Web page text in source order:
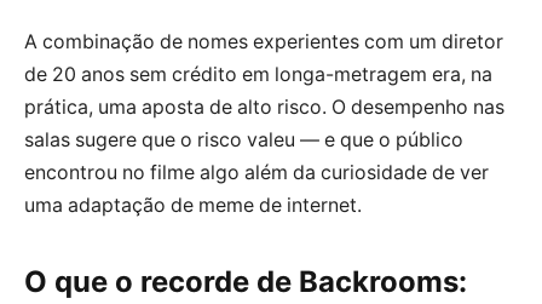
A combinação de nomes experientes com um diretor
de 20 anos sem crédito em longa-metragem era, na
prática, uma aposta de alto risco. O desempenho nas
salas sugere que o risco valeu — e que o público
encontrou no filme algo além da curiosidade de ver
uma adaptação de meme de internet.
O que o recorde de Backrooms: